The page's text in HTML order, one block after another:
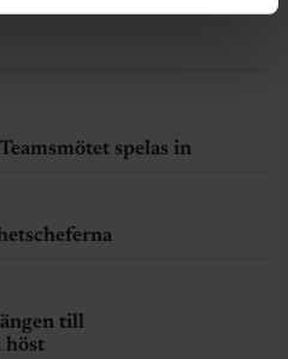
spelas in
till
höst